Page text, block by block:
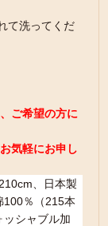
て洗ってくだ
ご希望の方に
気軽にお申し
、日本製
100％（215本
ッシャブル加